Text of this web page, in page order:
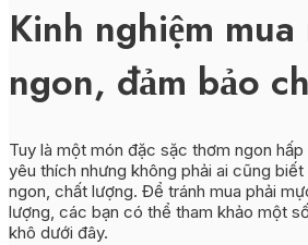
Kinh nghiệm
ngon, đảm bảo
Tuy là một món đặc sặc thơm ngon
yêu thích nhưng không phải ai cũng
ngon, chất lượng. Để tránh mua phải
lượng, các bạn có thể tham khảo một
khô dưới đây.